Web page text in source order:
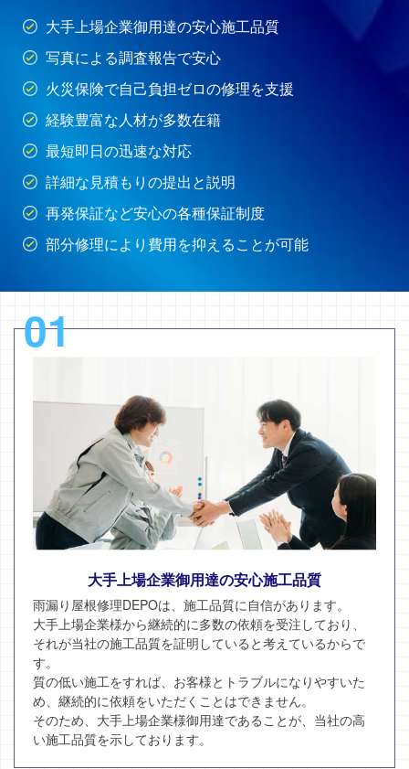
大手上場企業御用達の安心施工品質
写真による調査報告で安心
火災保険で自己負担ゼロの修理を支援
経験豊富な人材が多数在籍
最短即日の迅速な対応
詳細な見積もりの提出と説明
再発保証など安心の各種保証制度
部分修理により費用を抑えることが可能
01
大手上場企業御用達の安心施工品質
雨漏り屋根修理DEPOは、施工品質に自信があります。
大手上場企業様から継続的に多数の依頼を受注しており、
それが当社の施工品質を証明していると考えているからで
す。
質の低い施工をすれば、お客様とトラブルになりやすいた
め、継続的に依頼をいただくことはできません。
そのため、大手上場企業様御用達であることが、当社の高
い施工品質を示しております。